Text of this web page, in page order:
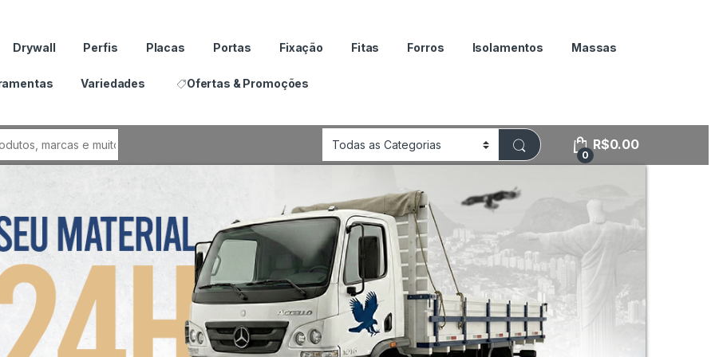
Drywall Perfis Placas Portas Fixação Fitas Forros Isolamentos Massas
Variedades Ofertas & Promoções
0
R$0.00